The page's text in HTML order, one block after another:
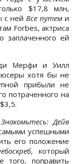
$17,8 млн,
с ней Все путеми
Forbes, актриса
заплаченного ей
Мерфи и Уилл
хотя бы не
прибыли не
потраченного на
Знакомьтесь: Дейв
успешными
его положение
, который
поправить